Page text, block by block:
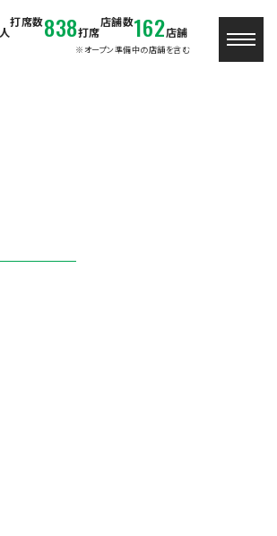
人
打席数838打席
店舗数162店舗
※オープン準備中の店舗を含む